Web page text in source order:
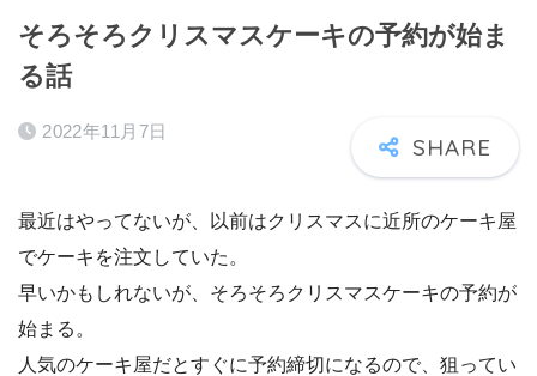
そろそろクリスマスケーキの予約が始ま
る話
2022年11月7日
最近はやってないが、以前はクリスマスに近所のケーキ屋
でケーキを注文していた。
早いかもしれないが、そろそろクリスマスケーキの予約が
始まる。
人気のケーキ屋だとすぐに予約締切になるので、狙ってい